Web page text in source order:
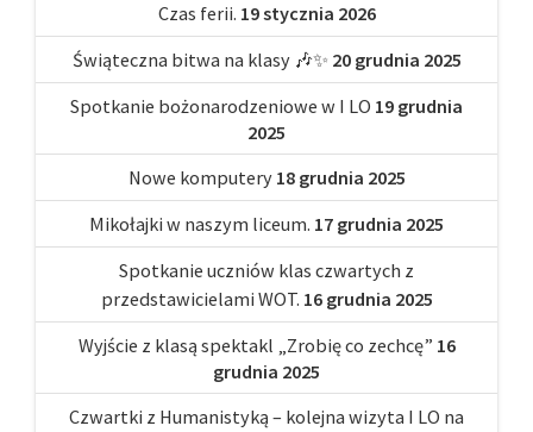
Czas ferii. 19 stycznia 2026
Świąteczna bitwa na klasy 🎶✨ 20 grudnia 2025
Spotkanie bożonarodzeniowe w I LO 19 grudnia
2025
Nowe komputery 18 grudnia 2025
Mikołajki w naszym liceum. 17 grudnia 2025
Spotkanie uczniów klas czwartych z
przedstawicielami WOT. 16 grudnia 2025
Wyjście z klasą spektakl „Zrobię co zechcę” 16
grudnia 2025
Czwartki z Humanistyką – kolejna wizyta I LO na